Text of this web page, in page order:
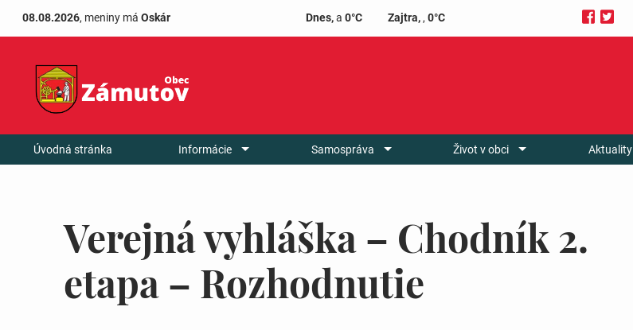
08.08.2026, meniny má Oskár Dnes, a 0°C Zajtra,, 0°C
Úvodná stránka Informácie Samospráva Život v obci Aktuality
Verejná vyhláška – Chodník 2.
etapa – Rozhodnutie